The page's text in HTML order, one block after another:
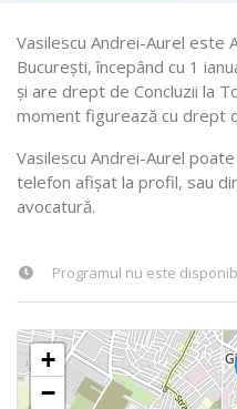
Vasilescu Andrei-Aurel este
Bucureşti, începând cu 1
și are drept de Concluzii la
moment figurează cu drept
Vasilescu Andrei-Aurel
telefon afișat la profil, sau
avocatură.
Programul nu este
+
−